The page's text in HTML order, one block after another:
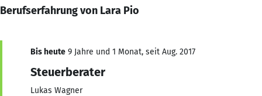
Berufserfahrung von Lara Pio
Bis heute 9 Jahre und 1 Monat, seit Aug. 2017
Steuerberater
Lukas Wagner